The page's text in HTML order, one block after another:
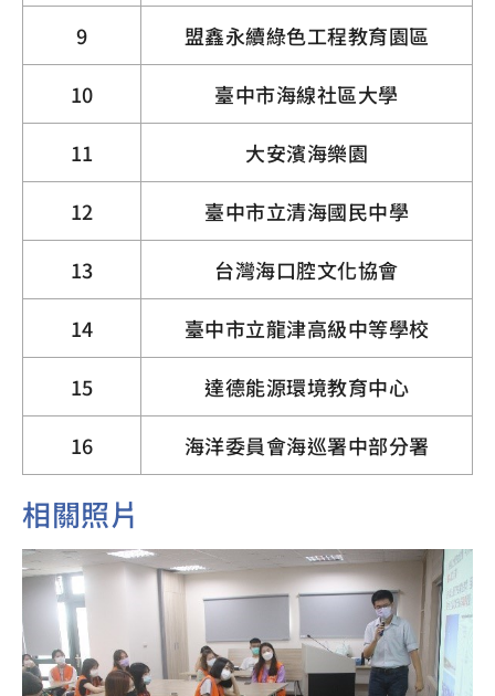
9 盟鑫永續綠色工程教育園區
10 臺中市海線社區大學
11 大安濱海樂園
12 臺中市立清海國民中學
13 台灣海口腔文化協會
14 臺中市立龍津高級中等學校
15 達德能源環境教育中心
16 海洋委員會海巡署中部分署
相關照片